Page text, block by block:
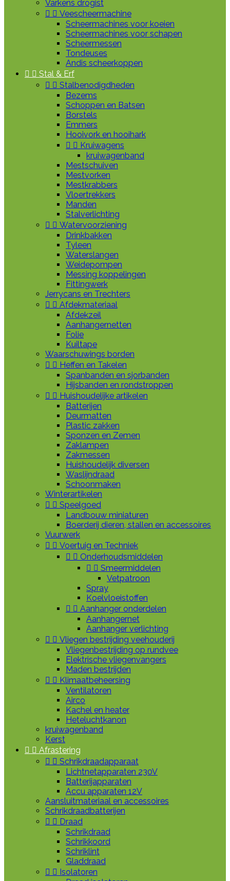
Varkens drogist
  Veescheermachine
Scheermachines voor koeien
Scheermachines voor schapen
Scheermessen
Tondeuses
Andis scheerkoppen
  Stal & Erf
  Stalbenodigdheden
Bezems
Schoppen en Batsen
Borstels
Emmers
Hooivork en hooihark
  Kruiwagens
kruiwagenband
Mestschuiven
Mestvorken
Mestkrabbers
Vloertrekkers
Manden
Stalverlichting
  Watervoorziening
Drinkbakken
Tyleen
Waterslangen
Weidepompen
Messing koppelingen
Fittingwerk
Jerrycans en Trechters
  Afdekmateriaal
Afdekzeil
Aanhangernetten
Folie
Kuiltape
Waarschuwings borden
  Heffen en Takelen
Spanbanden en sjorbanden
Hijsbanden en rondstroppen
  Huishoudelijke artikelen
Batterijen
Deurmatten
Plastic zakken
Sponzen en Zemen
Zaklampen
Zakmessen
Huishoudelijk diversen
Waslijndraad
Schoonmaken
Winterartikelen
  Speelgoed
Landbouw miniaturen
Boerderij dieren, stallen en accessoires
Vuurwerk
  Voertuig en Techniek
  Onderhoudsmiddelen
  Smeermiddelen
Vetpatroon
Spray
Koelvloeistoffen
  Aanhanger onderdelen
Aanhangernet
Aanhanger verlichting
  Vliegen bestrijding veehouderij
Vliegenbestrijding op rundvee
Elektrische vliegenvangers
Maden bestrijden
  Klimaatbeheersing
Ventilatoren
Airco
Kachel en heater
Heteluchtkanon
kruiwagenband
Kerst
  Afrastering
  Schrikdraadapparaat
Lichtnetapparaten 230V
Batterijapparaten
Accu apparaten 12V
Aansluitmateriaal en accessoires
Schrikdraadbatterijen
  Draad
Schrikdraad
Schrikkoord
Schriklint
Gladdraad
  Isolatoren